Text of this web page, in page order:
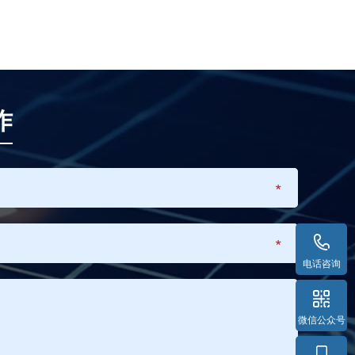
电话咨询
微信公众号
*
*